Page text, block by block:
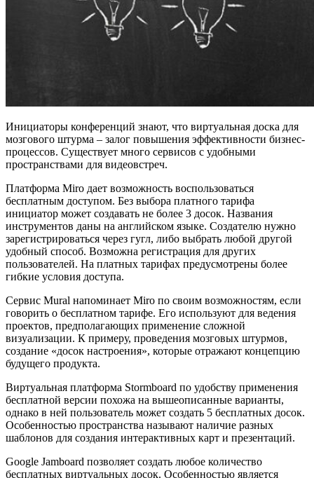
Инициаторы конференций знают, что виртуальная доска для
мозгового штурма – залог повышения эффективности бизнес-
процессов. Существует много сервисов с удобными
пространствами для видеовстреч.
Платформа Miro дает возможность воспользоваться
бесплатным доступом. Без выбора платного тарифа
инициатор может создавать не более 3 досок. Названия
инструментов даны на английском языке. Создателю нужно
зарегистрироваться через гугл, либо выбрать любой другой
удобный способ. Возможна регистрация для других
пользователей. На платных тарифах предусмотрены более
гибкие условия доступа.
Сервис Mural напоминает Miro по своим возможностям, если
говорить о бесплатном тарифе. Его используют для ведения
проектов, предполагающих применение сложной
визуализации. К примеру, проведения мозговых штурмов,
создание «досок настроения», которые отражают концепцию
будущего продукта.
Виртуальная платформа Stormboard по удобству применения
бесплатной версии похожа на вышеописанные варианты,
однако в ней пользователь может создать 5 бесплатных досок.
Особенностью пространства называют наличие разных
шаблонов для создания интерактивных карт и презентаций.
Google Jamboard позволяет создать любое количество
бесплатных виртуальных досок. Особенностью является